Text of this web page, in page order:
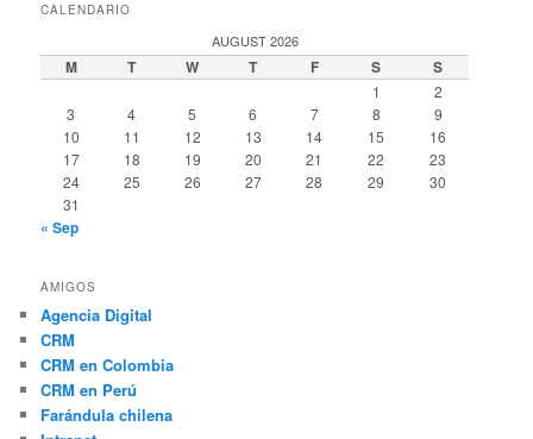
CALENDARIO
AUGUST 2026
M T W T F S S
1
2
3
4 5 6 7 8
9
10
11 12 13 14 15
16
17
18 19 20 21 22
23
24
25 26 27 28 29
30
31
« Sep
AMIGOS
Agencia Digital
CRM
CRM en Colombia
CRM en Perú
Farándula chilena